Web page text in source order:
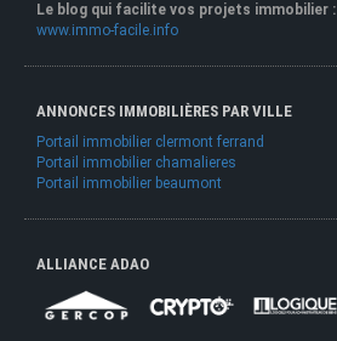
Le blog qui facilite vos projets immobilier :
www.immo-facile.info
ANNONCES IMMOBILIÈRES PAR VILLE
Portail immobilier clermont ferrand
Portail immobilier chamalieres
Portail immobilier beaumont
ALLIANCE ADAO